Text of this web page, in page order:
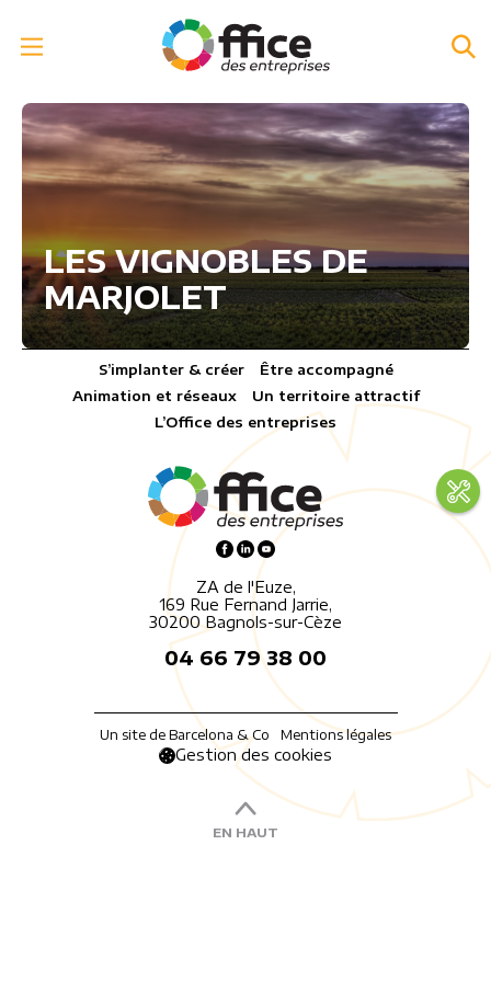
LES VIGNOBLES DE
MARJOLET
S’implanter & créer
Être accompagné
Animation et réseaux
Un territoire attractif
L’Office des entreprises
ZA de l'Euze,
169 Rue Fernand Jarrie,
30200 Bagnols-sur-Cèze
04 66 79 38 00
Un site de Barcelona & Co Mentions légales
Gestion des cookies
EN HAUT